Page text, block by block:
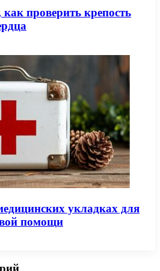
проверить крепость
укладках для
помощи